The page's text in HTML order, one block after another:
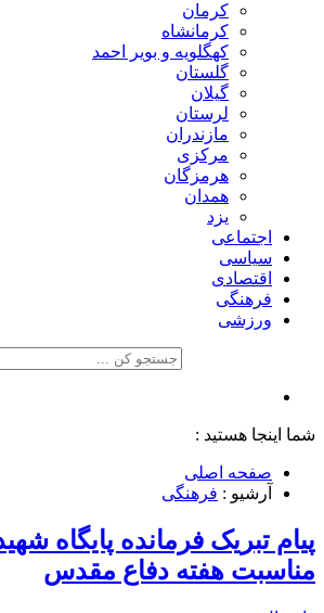
کرمان
کرمانشاه
کهگلویه و بویر احمد
گلستان
گیلان
لرستان
مازندران
مرکزی
هرمزگان
همدان
یزد
اجتماعی
سیاسی
اقتصادی
فرهنگی
ورزشی
شما اینجا هستید :
صفحه اصلی
آرشیو : فرهنگی
پیام تبریک فرمانده پایگاه
مناسبت هفته دفاع مقدس